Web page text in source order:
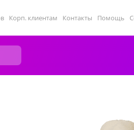
Корп. клиентам Контакты Помощь